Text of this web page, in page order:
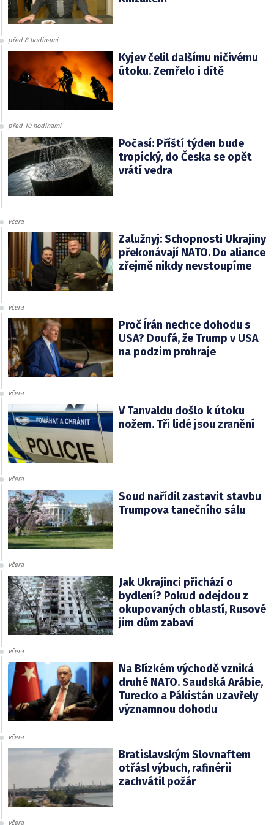
před 8 hodinami
Kyjev čelil dalšímu ničivému
útoku. Zemřelo i dítě
před 10 hodinami
Počasí: Příští týden bude
tropický, do Česka se opět
vrátí vedra
včera
Zalužnyj: Schopnosti Ukrajiny
překonávají NATO. Do aliance
zřejmě nikdy nevstoupíme
včera
Proč Írán nechce dohodu s
USA? Doufá, že Trump v USA
na podzim prohraje
včera
V Tanvaldu došlo k útoku
nožem. Tři lidé jsou zranění
včera
Soud nařídil zastavit stavbu
Trumpova tanečního sálu
včera
Jak Ukrajinci přichází o
bydlení? Pokud odejdou z
okupovaných oblastí, Rusové
jim dům zabaví
včera
Na Blízkém východě vzniká
druhé NATO. Saudská Arábie,
Turecko a Pákistán uzavřely
významnou dohodu
včera
Bratislavským Slovnaftem
otřásl výbuch, rafinérii
zachvátil požár
včera